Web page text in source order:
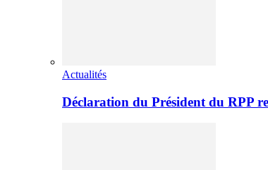
Actualités
Déclaration du Président du RPP